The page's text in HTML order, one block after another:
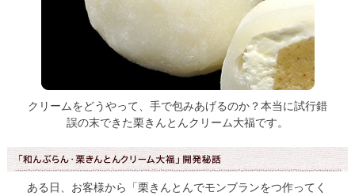
クリームをどうやって、手で包みあげるのか？本当に試行錯
誤の末できた栗きんとんクリーム大福です。
ある日、お客様から「栗きんとんでモンブランをつ作ってく